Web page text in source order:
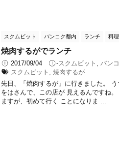
スクムビット バンコク都内 ランチ 料理
焼肉するがでランチ
2017/09/04 -スクムビット , バン
スクムビット ,焼肉するが
先日、「焼肉するが」に行きました。
をはさんで、この店が 見えるんですね
ますが、初めて行く ことになりま ...